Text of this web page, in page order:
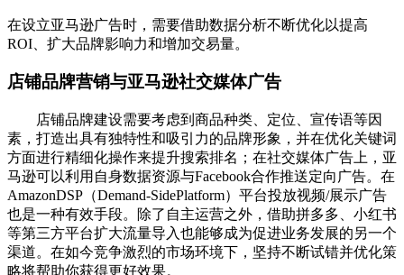
在设立亚马逊广告时，需要借助数据分析不断优化以提高
ROI、扩大品牌影响力和增加交易量。
店铺品牌营销与亚马逊社交媒体广告
店铺品牌建设需要考虑到商品种类、定位、宣传语等因
素，打造出具有独特性和吸引力的品牌形象，并在优化关键词
方面进行精细化操作来提升搜索排名；在社交媒体广告上，亚
马逊可以利用自身数据资源与Facebook合作推送定向广告。在
AmazonDSP（Demand-SidePlatform）平台投放视频/展示广告
也是一种有效手段。除了自主运营之外，借助拼多多、小红书
等第三方平台扩大流量导入也能够成为促进业务发展的另一个
渠道。在如今竞争激烈的市场环境下，坚持不断试错并优化策
略将帮助你获得更好效果。